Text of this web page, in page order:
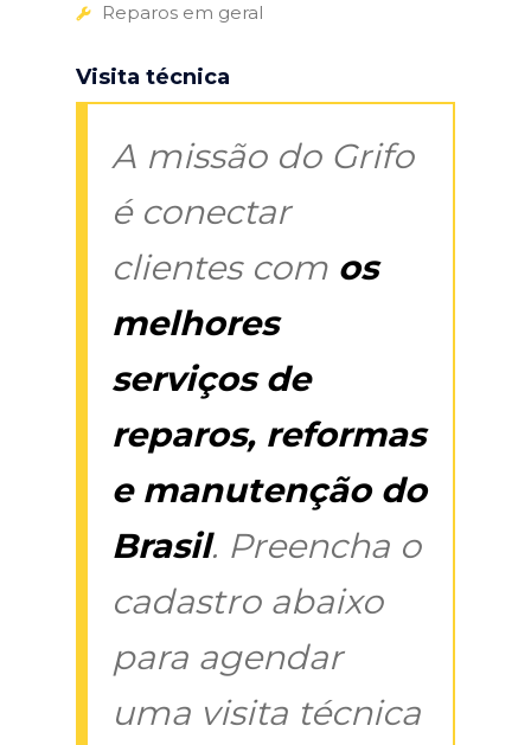
Reparos em geral
Visita técnica
A missão do Grifo
é conectar
clientes com os
melhores
serviços de
reparos, reformas
e manutenção do
Brasil. Preencha o
cadastro abaixo
para agendar
uma visita técnica